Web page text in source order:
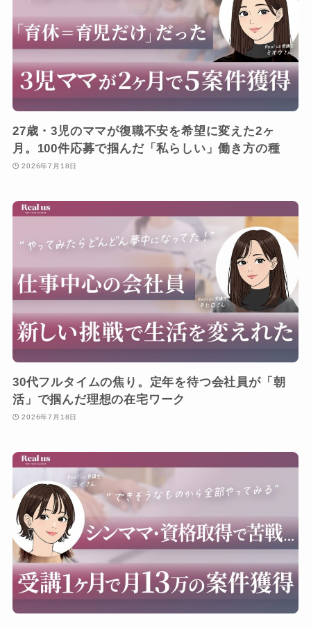
27歳・3児のママが復職不安を希望に変えた2ヶ
月。100件応募で掴んだ「私らしい」働き方の種
2026年7月18日
30代フルタイムの焦り。定年を待つ会社員が「朝
活」で掴んだ理想の在宅ワーク
2026年7月18日